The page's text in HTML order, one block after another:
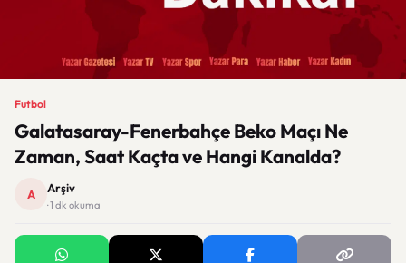
Futbol
Galatasaray-Fenerbahçe Beko Maçı Ne
Zaman, Saat Kaçta ve Hangi Kanalda?
A Arşiv
· 1 dk okuma